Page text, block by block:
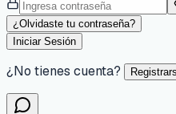
¿Olvidaste tu contraseña?
Iniciar Sesión
¿No tienes cuenta?